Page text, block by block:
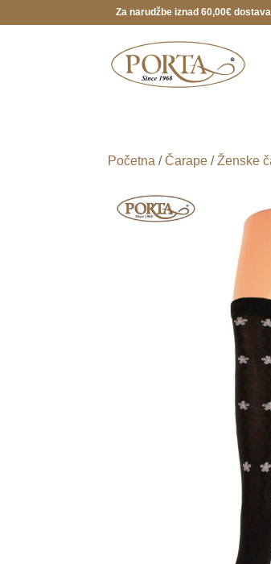
Za narudžbe iznad 60,00€
Početna /Čarape /Ženske